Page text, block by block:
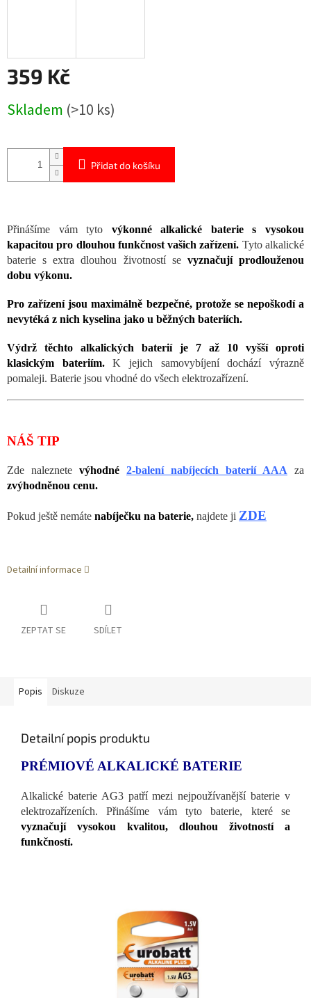
359 Kč
cena:
Skladem (>10 ks)
Přidat do košíku
Přinášíme vám tyto výkonné alkalické baterie s vysokou
kapacitou pro dlouhou funkčnost vašich zařízení. Tyto alkalické
baterie s extra dlouhou životností se vyznačují prodlouženou
dobu výkonu.
Pro zařízení jsou maximálně bezpečné, protože se nepoškodí a
nevytéká z nich kyselina jako u běžných bateriích.
Výdrž těchto alkalických baterií je 7 až 10 vyšší oproti
klasickým bateriím.K jejich samovybíjení dochází výrazně
pomaleji. Baterie jsou vhodné do všech elektrozařízení.
NÁŠ TIP
Zde naleznete výhodné 2-balení nabíjecích baterií AAA za
zvýhodněnou cenu.
Pokud ještě nemáte nabíječku na baterie, najdete ji ZDE
Detailní informace
ZEPTAT SE SDÍLET
Popis Diskuze
Detailní popis produktu
PRÉMIOVÉ ALKALICKÉ BATERIE
Alkalické baterie AG3 patří mezi nejpoužívanější baterie v
elektrozařízeních. Přinášíme vám tyto baterie, které se
vyznačují vysokou kvalitou, dlouhou životností a
funkčností.